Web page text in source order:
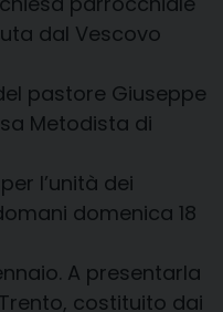
dal Vescovo
pastore Giuseppe
Metodista di
l’unità dei
domenica 18
A presentarla
costituito dai